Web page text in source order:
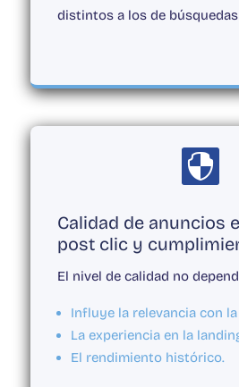
distintos a los de

Calidad de anuncios
post clic y
El nivel de calidad no
Influye la relevancia con
La experiencia en la
El rendimiento histórico.